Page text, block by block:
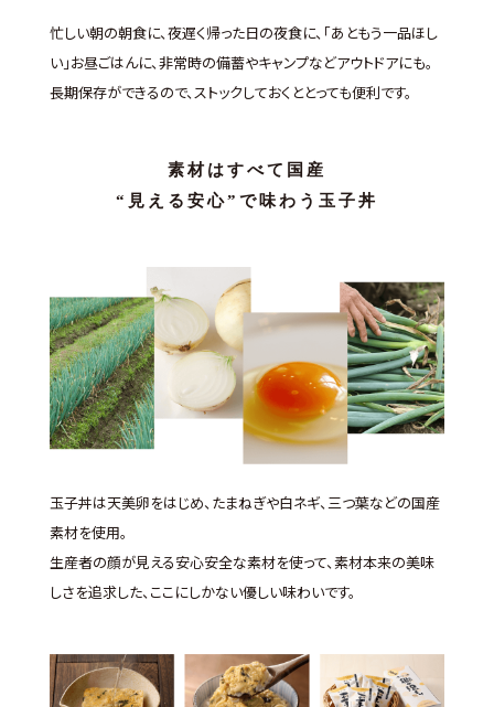
忙しい朝の朝食に、夜遅く帰った日の夜食に、「あともう一品ほし
い」お昼ごはんに、非常時の備蓄やキャンプなどアウトドアにも。
長期保存ができるので、ストックしておくととっても便利です。
素材はすべて国産
“見える安心”で味わう玉子丼
玉子丼は天美卵をはじめ、たまねぎや白ネギ、三つ葉などの国産
素材を使用。
生産者の顔が見える安心安全な素材を使って、素材本来の美味
しさを追求した、ここにしかない優しい味わいです。